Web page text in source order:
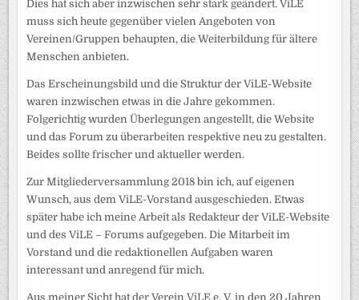
Dies hat sich aber inzwischen sehr stark geändert. ViLE
muss sich heute gegenüber vielen Angeboten von
Vereinen/Gruppen behaupten, die Weiterbildung für ältere
Menschen anbieten.
Das Erscheinungsbild und die Struktur der ViLE-Website
waren inzwischen etwas in die Jahre gekommen.
Folgerichtig wurden Überlegungen angestellt, die Website
und das Forum zu überarbeiten respektive neu zu gestalten.
Beides sollte frischer und aktueller werden.
Zur Mitgliederversammlung 2018 bin ich, auf eigenen
Wunsch, aus dem ViLE-Vorstand ausgeschieden. Etwas
später habe ich meine Arbeit als Redakteur der ViLE-Website
und des ViLE – Forums aufgegeben. Die Mitarbeit im
Vorstand und die redaktionellen Aufgaben waren
interessant und anregend für mich.
Aus meiner Sicht hat der Verein ViLE e. V. in den 20 Jahren